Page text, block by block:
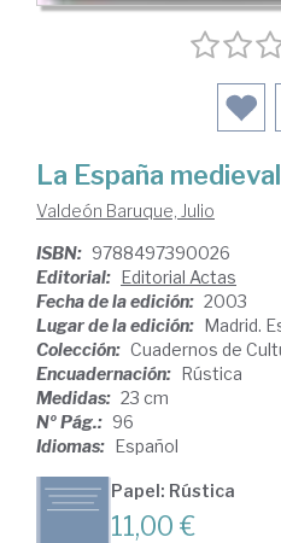
La España medieval
Valdeón Baruque, Julio
ISBN: 9788497390026
Editorial: Editorial Actas
Fecha de la edición: 2003
Lugar de la edición: Madrid.
Colección: Cuadernos de
Encuadernación: Rústica
Medidas: 23 cm
Nº Pág.: 96
Idiomas: Español
Papel: Rústica
11,00 €